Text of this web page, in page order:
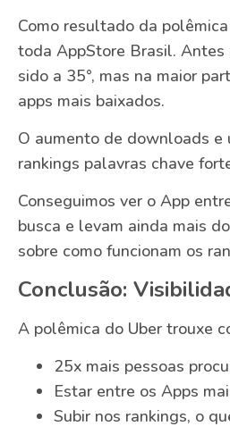
Como resultado da
toda AppStore Brasil. Antes
sido a 35°, mas na maior
apps mais baixados.
O aumento de downloads e
rankings palavras chave
Conseguimos ver o App
busca e levam ainda mais
sobre como funcionam os
Conclusão:
A polêmica do Uber trouxe
25x mais pessoas
Estar entre os Apps
Subir nos rankings, o